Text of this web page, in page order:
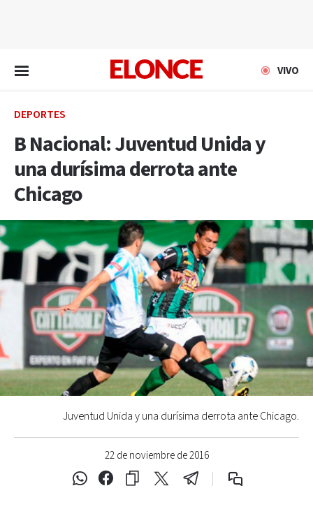
VIVO
DEPORTES
B Nacional: Juventud Unida y
una durísima derrota ante
Chicago
22 de noviembre de 2016
Juventud Unida y una durísima derrota ante Chicago.